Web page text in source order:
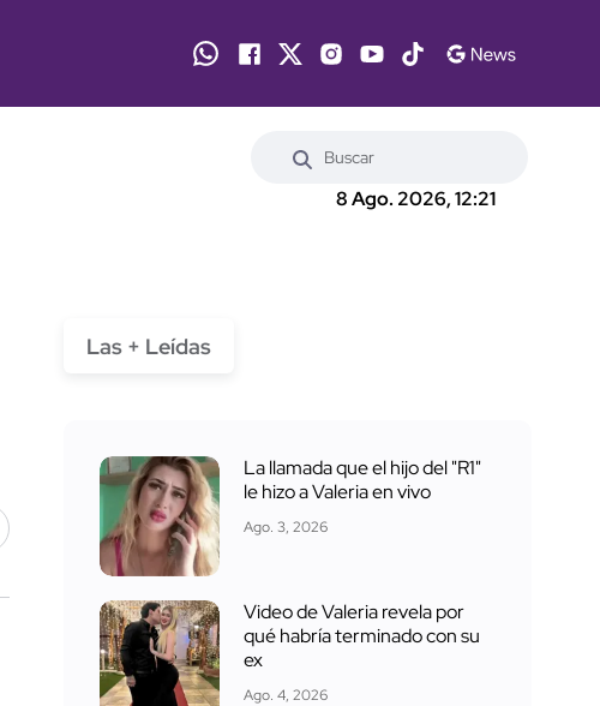
8 Ago. 2026, 12:21
Las + Leídas
La llamada que el hijo del "R1"
le hizo a Valeria en vivo
Ago. 3, 2026
Video de Valeria revela por
qué habría terminado con su
ex
Ago. 4, 2026